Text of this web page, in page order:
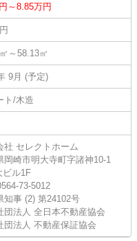
～8.85万円
～58.13㎡
9月 (予定)
ト/木造
社 セレクトホーム
岡崎市明大寺町字諸神10-1
ビル1F
73-5012
知事 (2) 第24102号
団法人 全日本不動産協会
団法人 不動産保証協会